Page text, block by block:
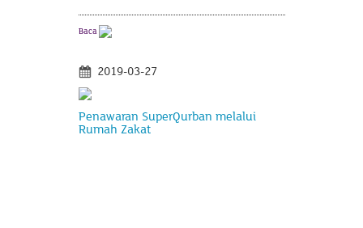
Baca
2019-03-27
Penawaran SuperQurban melalui
Rumah Zakat